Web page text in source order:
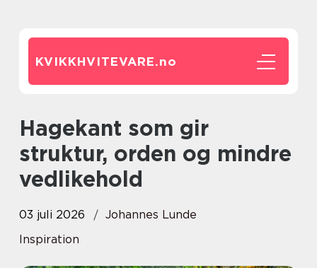
KVIKKHVITEVARE.no
Hagekant som gir
struktur, orden og mindre
vedlikehold
03 juli 2026
Johannes Lunde
Inspiration